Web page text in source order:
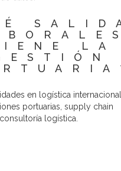
LA
en logística
portuarias, supply chain
logística.